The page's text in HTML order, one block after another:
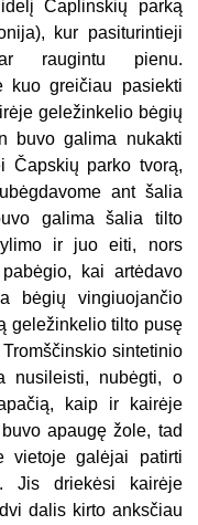
Čaplinskių parką
kur pasiturintieji
raugintu pienu.
kuo greičiau pasiekti
geležinkelio bėgių
buvo galima nukakti
Čapskių parko tvorą,
ant šalia
galima šalia tilto
ir juo eiti, nors
kai artėdavo
bėgių vingiuojančio
geležinkelio tilto pusę
sintetinio
nusileisti, nubėgti, o
kaip ir kairėje
apaugę žole, tad
vietoje galėjai patirti
Jis driekėsi kairėje
dalis kirto anksčiau